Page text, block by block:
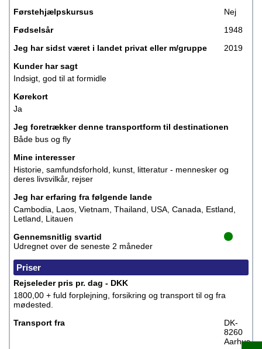
Førstehjælpskursus
Nej
Fødselsår
1948
Jeg har sidst været i landet privat eller m/gruppe
2019
Kunder har sagt
Indsigt, god til at formidle
Kørekort
Ja
Jeg foretrækker denne transportform til destinationen
Både bus og fly
Mine interesser
Historie, samfundsforhold, kunst, litteratur - mennesker og
deres livsvilkår, rejser
Jeg har erfaring fra følgende lande
Cambodia, Laos, Vietnam, Thailand, USA, Canada, Estland,
Letland, Litauen
Gennemsnitlig svartid
Udregnet over de seneste 2 måneder
Priser
Rejseleder pris pr. dag - DKK
1800,00 + fuld forplejning, forsikring og transport til og fra
mødested.
Transport fra
DK-
8260
Aarhus